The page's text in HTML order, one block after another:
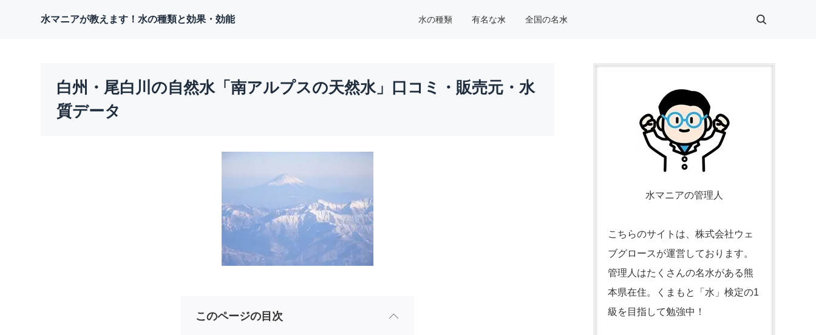
水マニアが教えます！水の種類と効果・効能 水の種類 有名な水 全国の名水
白州・尾白川の自然水「南アルプスの天然水」口コミ・販売元・水
質データ
このページの目次
水マニアの管理人
こちらのサイトは、株式会社ウェ
ブグロースが運営しております。
管理人はたくさんの名水がある熊
本県在住。くまもと「水」検定の1
級を目指して勉強中！